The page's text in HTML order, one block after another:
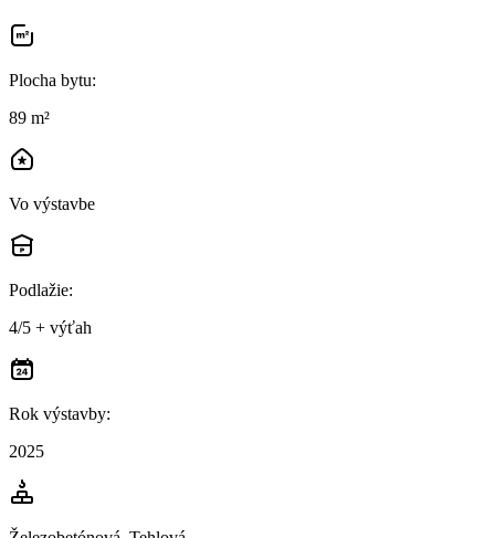
Plocha bytu:
89 m²
Vo výstavbe
Podlažie:
4/5 + výťah
Rok výstavby:
2025